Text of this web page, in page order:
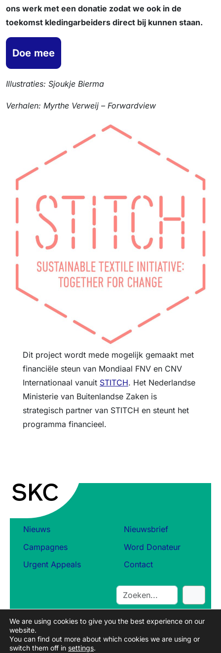
ons werk met een donatie zodat we ook in de
toekomst kledingarbeiders direct bij kunnen staan.
Doe mee
Illustraties: Sjoukje Bierma
Verhalen: Myrthe Verweij – Forwardview
Dit project wordt mede mogelijk gemaakt met
financiële steun van Mondiaal FNV en CNV
Internationaal vanuit STITCH. Het Nederlandse
Ministerie van Buitenlandse Zaken is
strategisch partner van STITCH en steunt het
programma financieel.
Nieuws
Campagnes
Urgent Appeals
Nieuwsbrief
Word Donateur
Contact
S
e
r
c
We are using cookies to give you the best experience on our
website.
You can find out more about which cookies we are using or
switch them off in settings.